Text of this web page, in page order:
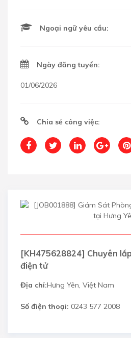
Ngoại ngữ yêu cầu:
Ngày đăng tuyển:
01/06/2026
Chia sẻ công việc:
[KH475628824] Chuyên
điện tử
Địa chỉ:Hưng Yên, Việt Nam
Số điện thoại: 0243 577 2008